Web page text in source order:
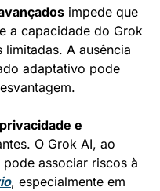
impede que
a capacidade do Grok
limitadas. A ausência
adaptativo pode
privacidade e
O Grok AI, ao
, especialmente em